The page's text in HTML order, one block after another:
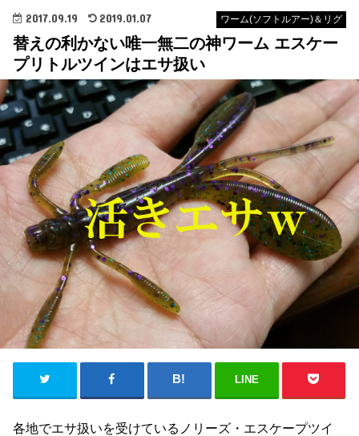
ワーム(ソフトルアー)＆リグ
2017.09.19 2019.01.07
替えの利かない唯一無二の神ワーム エスケー
プリトルツインはエサ扱い
LINE
各地でエサ扱いを受けているノリーズ・エスケープツイ